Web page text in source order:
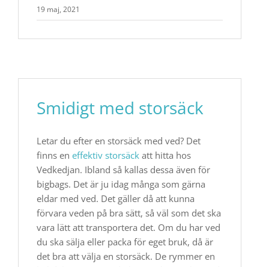
19 maj, 2021
Smidigt med storsäck
Letar du efter en storsäck med ved? Det
finns en effektiv storsäck att hitta hos
Vedkedjan. Ibland så kallas dessa även för
bigbags. Det är ju idag många som gärna
eldar med ved. Det gäller då att kunna
förvara veden på bra sätt, så väl som det ska
vara lätt att transportera det. Om du har ved
du ska sälja eller packa för eget bruk, då är
det bra att välja en storsäck. De rymmer en